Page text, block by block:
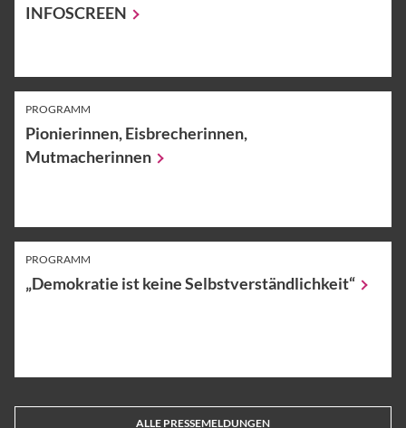
INFOSCREEN
PROGRAMM
Pionierinnen, Eisbrecherinnen,
Mutmacherinnen
PROGRAMM
„Demokratie ist keineSelbstverständlichkeit“
ALLE PRESSEMELDUNGEN